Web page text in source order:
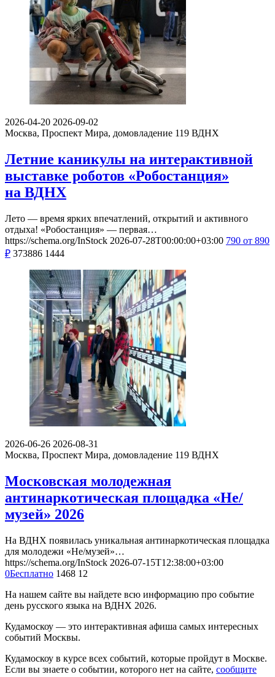
2026-04-20 2026-09-02
Москва, Проспект Мира, домовладение 119 ВДНХ
Летние каникулы на интерактивной
выставке роботов «Робостанция»
на ВДНХ
Лето — время ярких впечатлений, открытий и активного
отдыха! «Робостанция» — первая…
https://schema.org/InStock 2026-07-28T00:00:00+03:00 790 от 890
₽ 373886 1444
2026-06-26 2026-08-31
Москва, Проспект Мира, домовладение 119 ВДНХ
Московская молодежная
антинаркотическая площадка «Не/
музей» 2026
На ВДНХ появилась уникальная антинаркотическая площадка
для молодежи «Не/музей»…
https://schema.org/InStock 2026-07-15T12:38:00+03:00
0Бесплатно 1468 12
На нашем сайте вы найдете всю информацию про событие
день русского языка на ВДНХ 2026.
Кудамоскоу — это интерактивная афиша самых интересных
событий Москвы.
Кудамоскоу в курсе всех событий, которые пройдут в Москве.
Если вы знаете о событии, которого нет на сайте, сообщите